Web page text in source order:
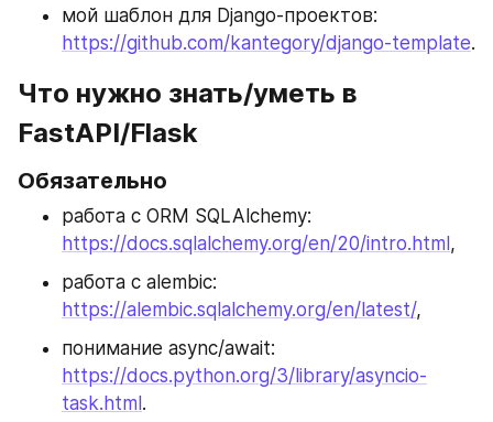
https://github.com/kantegory/django-template.
Что нужно знать/уметь в
FastAPI/Flask
Обязательно
https://docs.sqlalchemy.org/en/20/intro.html ,
https://alembic.sqlalchemy.org/en/latest/,
https://docs.python.org/3/library/asyncio-
task.html .